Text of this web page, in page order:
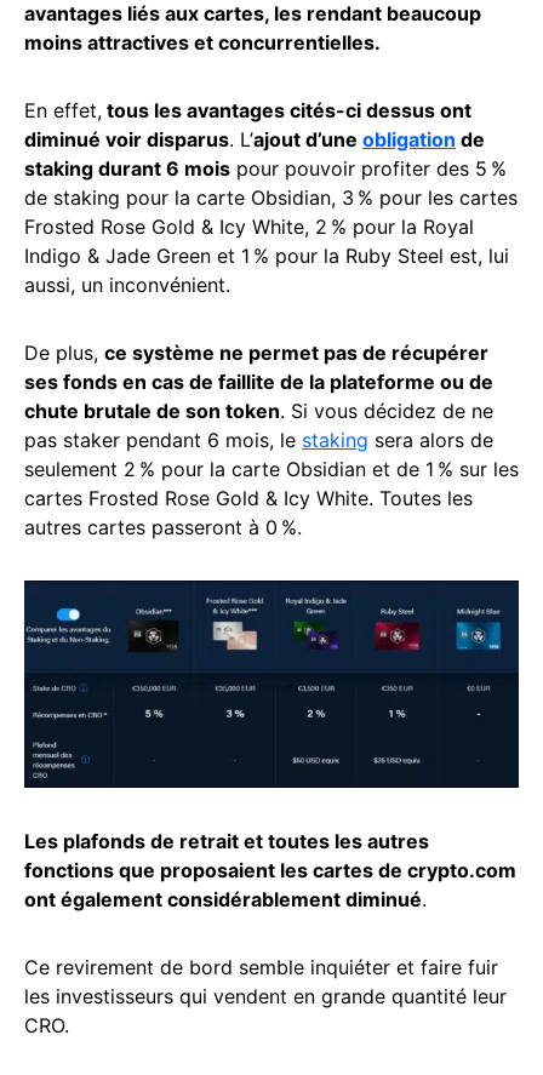
avantages liés aux cartes, les rendant beaucoup
moins attractives et concurrentielles.
En effet, tous les avantages cités-ci dessus ont
diminué voir disparus. L’ajout d’une obligation de
staking durant 6 mois pour pouvoir profiter des 5 %
de staking pour la carte Obsidian, 3 % pour les cartes
Frosted Rose Gold & Icy White, 2 % pour la Royal
Indigo & Jade Green et 1 % pour la Ruby Steel est, lui
aussi, un inconvénient.
De plus, ce système ne permet pas de récupérer
ses fonds en cas de faillite de la plateforme ou de
chute brutale de son token. Si vous décidez de ne
pas staker pendant 6 mois, le staking sera alors de
seulement 2 % pour la carte Obsidian et de 1 % sur les
cartes Frosted Rose Gold & Icy White. Toutes les
autres cartes passeront à 0 %.
Les plafonds de retrait et toutes les autres
fonctions que proposaient les cartes de crypto.com
ont également considérablement diminué.
Ce revirement de bord semble inquiéter et faire fuir
les investisseurs qui vendent en grande quantité leur
CRO.